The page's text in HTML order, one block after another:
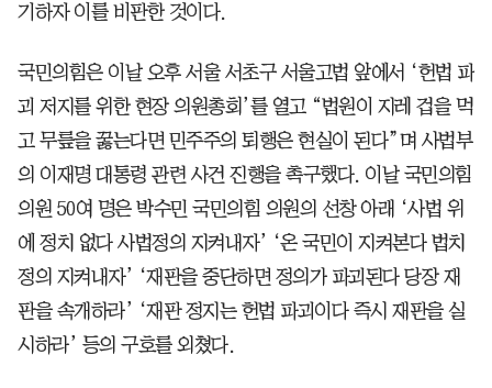
기하자 이를 비판한 것이다.
국민의힘은 이날 오후 서울 서초구 서울고법 앞에서 ‘헌법 파
괴 저지를 위한 현장 의원총회’를 열고 “법원이 지레 겁을 먹
고 무릎을 꿇는다면 민주주의 퇴행은 현실이 된다”며 사법부
의 이재명 대통령 관련 사건 진행을 촉구했다. 이날 국민의힘
의원 50여 명은 박수민 국민의힘 의원의 선창 아래 ‘사법 위
에 정치 없다 사법정의 지켜내자’ ‘온 국민이 지켜본다 법치
정의 지켜내자’ ‘재판을 중단하면 정의가 파괴된다 당장 재
판을 속개하라’ ‘재판 정지는 헌법 파괴이다 즉시 재판을 실
시하라’ 등의 구호를 외쳤다.